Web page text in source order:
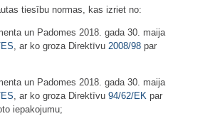
tiesību normas, kas izriet no:
un Padomes 2018. gada 30. maija
, ar ko groza Direktīvu 2008/98 par
un Padomes 2018. gada 30. maija
, ar ko groza Direktīvu 94/62/EK par
iepakojumu;